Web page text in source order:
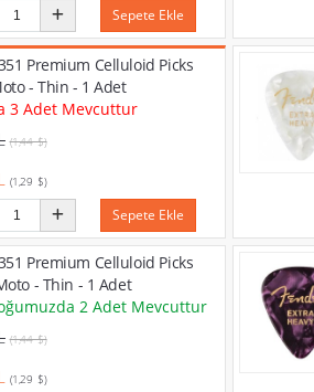
Sepete Ekle
Premium Celluloid Picks
- Thin - 1 Adet
3 Adet Mevcuttur
(1,44 $)
(1,29 $)
Sepete Ekle
Premium Celluloid Picks
- Thin - 1 Adet
2 Adet Mevcuttur
(1,44 $)
(1,29 $)